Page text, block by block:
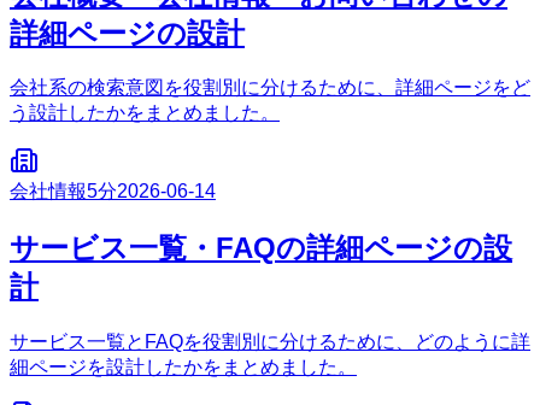
詳細ページの設計
会社系の検索意図を役割別に分けるために、詳細ページをど
う設計したかをまとめました。
会社情報5分2026-06-14
サービス一覧・FAQの詳細ページの設
計
サービス一覧とFAQを役割別に分けるために、どのように詳
細ページを設計したかをまとめました。